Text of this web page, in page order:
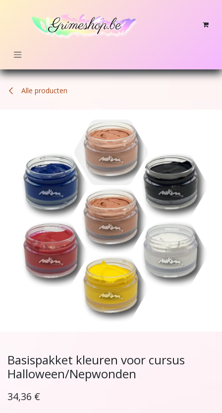
Alle producten
Basispakket kleuren voor cursus
Halloween/Nepwonden
34,36 €